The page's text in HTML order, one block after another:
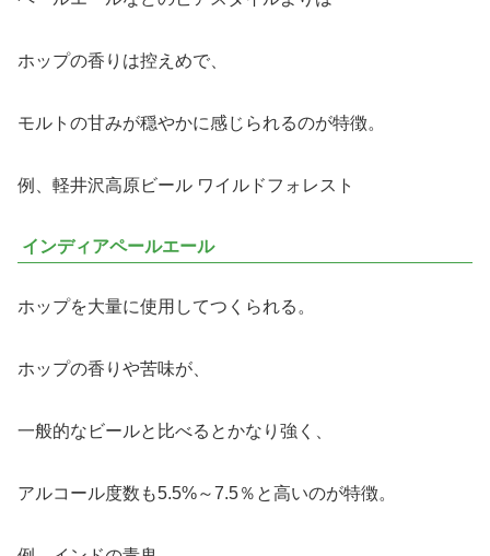
ホップの香りは控えめで、
モルトの甘みが穏やかに感じられるのが特徴。
例、軽井沢高原ビール ワイルドフォレスト
インディアペールエール
ホップを大量に使用してつくられる。
ホップの香りや苦味が、
一般的なビールと比べるとかなり強く、
アルコール度数も5.5%～7.5％と高いのが特徴。